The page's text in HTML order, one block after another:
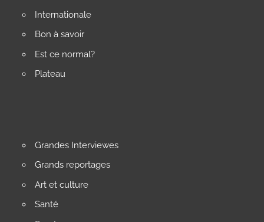
Internationale
Bon à savoir
Est ce normal?
Plateau
Grandes Interviewes
Grands reportages
Art et culture
Santé